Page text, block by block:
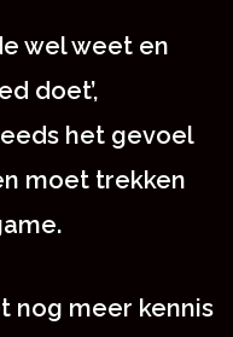
wel weet en
doet’,
het gevoel
moet trekken
nog meer kennis